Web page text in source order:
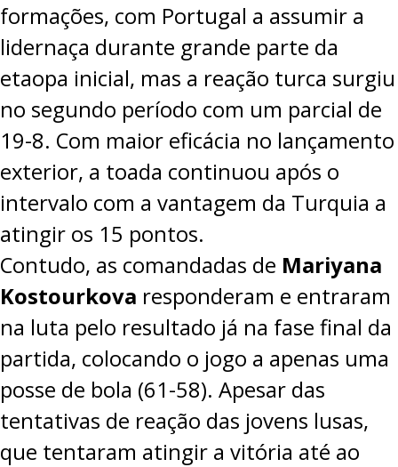
formações, com Portugal a assumir a
lidernaça durante grande parte da
etaopa inicial, mas a reação turca surgiu
no segundo período com um parcial de
19-8. Com maior eficácia no lançamento
exterior, a toada continuou após o
intervalo com a vantagem da Turquia a
atingir os 15 pontos.
Contudo, as comandadas de Mariyana
Kostourkova responderam e entraram
na luta pelo resultado já na fase final da
partida, colocando o jogo a apenas uma
posse de bola (61-58). Apesar das
tentativas de reação das jovens lusas,
que tentaram atingir a vitória até ao